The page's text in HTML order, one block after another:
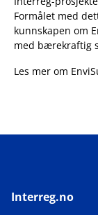
Formålet med
kunnskapen om
med bærekraftig
Les mer om
Interreg.no